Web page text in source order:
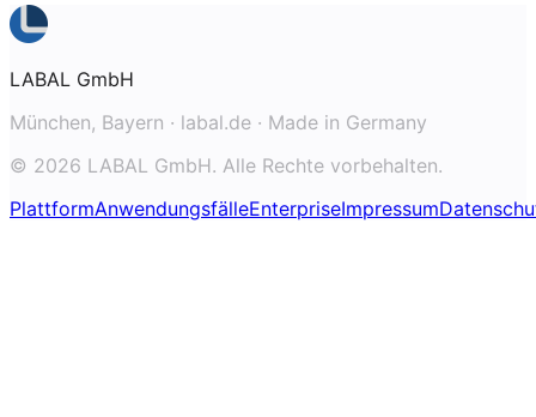
LABAL GmbH
München, Bayern · labal.de · Made in Germany
© 2026 LABAL GmbH. Alle Rechte vorbehalten.
PlattformAnwendungsfälleEnterpriseImpressum